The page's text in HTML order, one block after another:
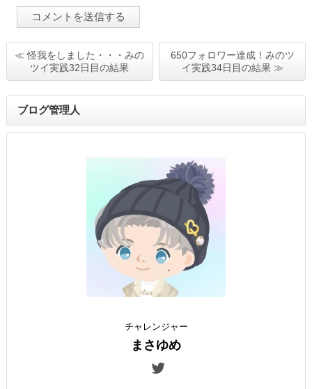
≪ 怪我をしました・・・みの
ツイ実践32日目の結果
650フォロワー達成！みのツ
イ実践34日目の結果 ≫
ブログ管理人
チャレンジャー
まさゆめ